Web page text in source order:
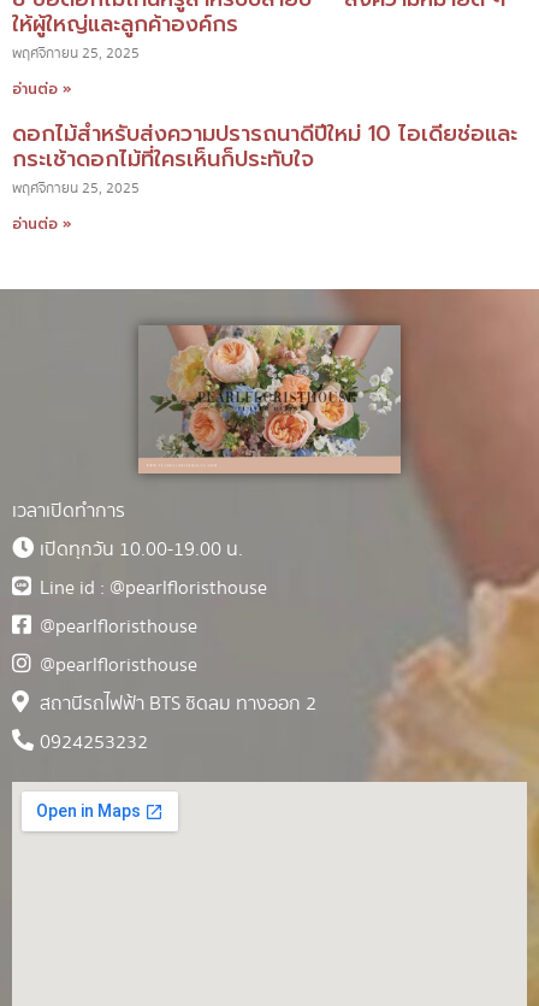
ให้ผู้ใหญ่และลูกค้าองค์กร
พฤศจิกายน 25, 2025
อ่านต่อ »
ดอกไม้สำหรับส่งความปรารถนาดีปีใหม่ 10 ไอเดียช่อและ
กระเช้าดอกไม้ที่ใครเห็นก็ประทับใจ
พฤศจิกายน 25, 2025
อ่านต่อ »
เวลาเปิดทำการ
เปิดทุกวัน 10.00-19.00 น.
Line id : @pearlfloristhouse
@pearlfloristhouse
@pearlfloristhouse
สถานีรถไฟฟ้า BTS ชิดลม ทางออก 2
0924253232